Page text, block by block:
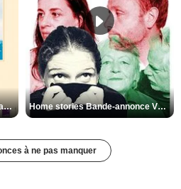
Les Matins merveilleux Bande-annonce VF Home stories Bande-annonce VO STFR
à ne pas manquer